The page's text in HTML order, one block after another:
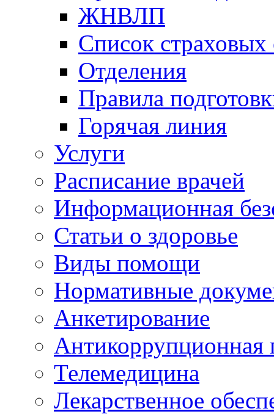
ЖНВЛП
Список страховых
Отделения
Правила
Горячая линия
Услуги
Расписание врачей
Информационная
Статьи о здоровье
Виды помощи
Нормативные
Анкетирование
Антикоррупционная
Телемедицина
Лекарственное